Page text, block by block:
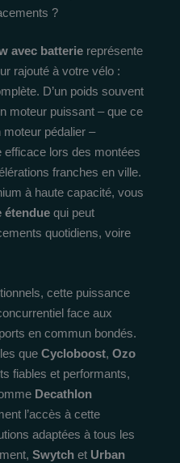
?
avec batterie représente
rajouté à votre vélo :
D’un poids souvent
moteur puissant – que ce
pédalier –
lors des montées
franches en ville.
à haute capacité, vous
étendue qui peut
quotidiens, voire
cette puissance
face aux
en commun bondés.
que Cycloboost, Ozo
fiables et performants,
Decathlon
l’accès à cette
adaptées à tous les
Swytch et Urban